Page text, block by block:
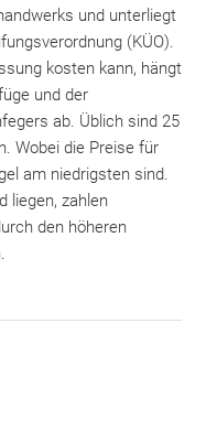
und unterliegt
(KÜO).
kosten kann, hängt
und der
ab. Üblich sind 25
Wobei die Preise für
am niedrigsten sind.
liegen, zahlen
den höheren